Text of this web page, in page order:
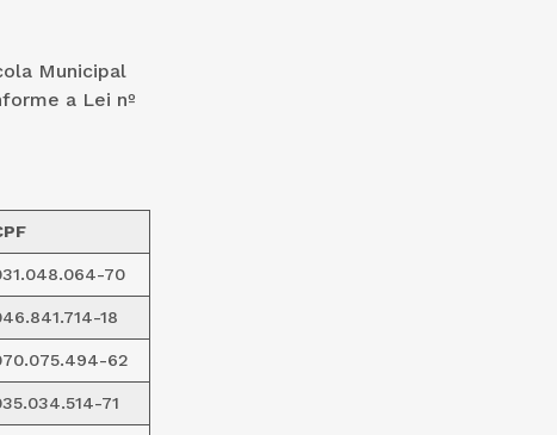
Municipal
a Lei nº
70
18
62
71